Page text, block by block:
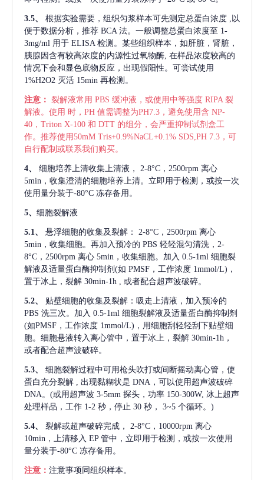
3.5、 根据实验需要，组织匀浆样本可先测定总蛋白浓度
,以
便于数据分析，推荐 BCA 法。一般调整总蛋白浓度至 1-
3mg/ml 用于 ELISA 检测。某些组织样本，如肝脏，肾脏，
胰腺因含有较高浓度的内源性过氧物酶, 在样品浓度较高的
情况下会和显色底物反应，出现假阳性。可尝试使用
1%H2O2 灭活 15min 再检测。
注意： 裂解液常用 PBS 缓冲液，或使用中等强度 RIPA 裂
解液。使用 时，PH 值需调整为PH7.3，避免使用含 NP-
40，Triton X-100 和 DTT 的组分，会严重抑制试剂盒工
作。推荐使用50mM Tris+0.9%NaCL+0.1% SDS,PH 7.3，可
自行配制或联系我们购买。
4、 细胞培养上清收集上清液，
2-8°C，2500rpm 离心
5min，收集澄清的细胞培养上清。立即用于检测，或按一次
使用量分装于-80°C 冻存备用。
5、 细胞裂解液
5.1、 悬浮细胞的收集及裂解：
2-8°C，2500rpm 离心
5min，收集细胞。再加入预冷的 PBS 轻轻混匀清洗，2-
8°C，2500rpm 离心 5min，收集细胞。加入 0.5-1ml 细胞裂
解液及适量蛋白酶抑制剂(如 PMSF，工作浓度 1mmol/L)，
置于冰上，裂解 30min-1h , 或者配合超声波破碎。
5.2、
贴壁细胞的收集及裂解：吸走上清液，加入预冷的
PBS 洗三次。加入 0.5-1ml 细胞裂解液及适量蛋白酶抑制剂
(如PMSF，工作浓度 1mmol/L)，用细胞刮轻轻刮下贴壁细
胞。细胞悬液转入离心管中，置于冰上，裂解 30min-1h，
或者配合超声波破碎。
5.3、
细胞裂解过程中可用枪头吹打或间断摇动离心管，使
蛋白充分裂解
, 出现黏糊状是 DNA，可以使用超声波破碎
DNA。(或用超声波 3-5mm 探头，功率 150-300W, 冰上超声
处理样品，工作 1-2 秒，停止 30 秒， 3~5 个循环。)
5.4、 裂解或超声破碎完成，
2-8°C，10000rpm 离心
10min，上清移入 EP 管中，立即用于检测，或按一次使用
量分装于-80°C 冻存备用。
注意： 注意事项同组织样本。